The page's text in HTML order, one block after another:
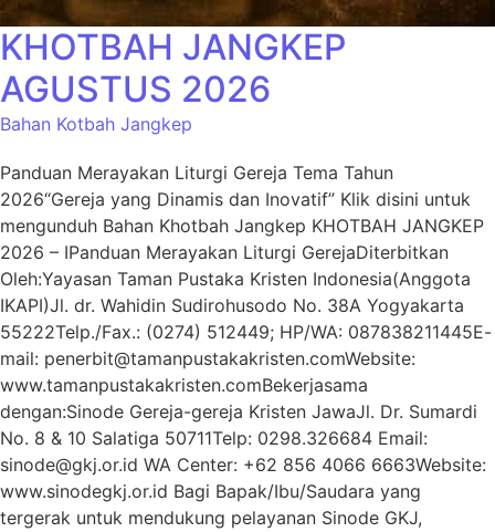
KHOTBAH JANGKEP
AGUSTUS 2026
Bahan Kotbah Jangkep
Panduan Merayakan Liturgi Gereja Tema Tahun
2026“Gereja yang Dinamis dan Inovatif” Klik disini untuk
mengunduh Bahan Khotbah Jangkep KHOTBAH JANGKEP
2026 – IPanduan Merayakan Liturgi GerejaDiterbitkan
Oleh:Yayasan Taman Pustaka Kristen Indonesia(Anggota
IKAPI)Jl. dr. Wahidin Sudirohusodo No. 38A Yogyakarta
55222Telp./Fax.: (0274) 512449; HP/WA: 087838211445E-
mail: penerbit@tamanpustakakristen.comWebsite:
www.tamanpustakakristen.comBekerjasama
dengan:Sinode Gereja-gereja Kristen JawaJl. Dr. Sumardi
No. 8 & 10 Salatiga 50711Telp: 0298.326684 Email:
sinode@gkj.or.id WA Center: +62 856 4066 6663Website:
www.sinodegkj.or.id Bagi Bapak/Ibu/Saudara yang
tergerak untuk mendukung pelayanan Sinode GKJ,